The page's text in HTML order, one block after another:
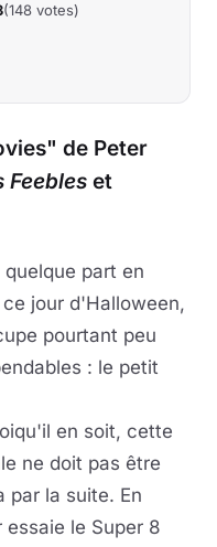
(148 votes)
de Peter
Feebles et
quelque part en
jour d'Halloween,
pourtant peu
: le petit
en soit, cette
ne doit pas être
par la suite. En
le Super 8